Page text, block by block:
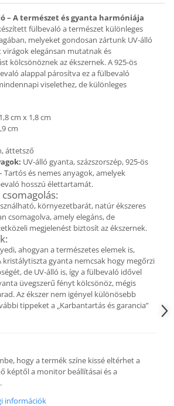
– A természet és gyanta harmóniája
fülbevaló a természet különleges
melyeket gondosan zártunk UV-álló
elegánsan mutatnak és
kölcsönöznek az ékszernek. A 925-ös
alappal párosítva ez a fülbevaló
viselethez, de különleges
1,8 cm x 1,8 cm
cm
áttetsző
UV-álló gyanta, százszorszép, 925-ös
Tartós és nemes anyagok, amelyek
hosszú élettartamát.
környezetbarát, natúr ékszeres
csomagolva, amely elegáns, de
megjelenést biztosít az ékszernek.
ahogyan a természetes elemek is,
kristálytiszta gyanta nemcsak hogy megőrzi
de UV-álló is, így a fülbevaló idővel
üvegszerű fényt kölcsönöz, mégis
Az ékszer nem igényel különösebb
tippeket a „Karbantartás és garancia”
hogy a termék színe kissé eltérhet a
képtől a monitor beállításai és a
információk